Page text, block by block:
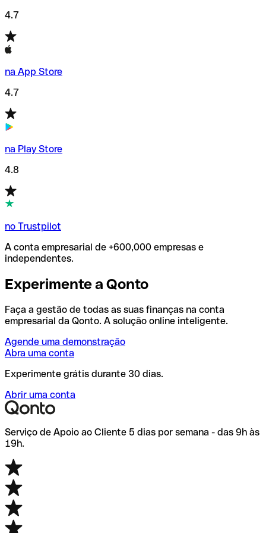
4.7
na App Store
4.7
na Play Store
4.8
no Trustpilot
A conta empresarial de +600,000 empresas e
independentes.
Experimente a Qonto
Faça a gestão de todas as suas finanças na conta
empresarial da Qonto. A solução online inteligente.
Agende uma demonstração
Abra uma conta
Experimente grátis durante 30 dias.
Abrir uma conta
Serviço de Apoio ao Cliente 5 dias por semana - das 9h às
19h.